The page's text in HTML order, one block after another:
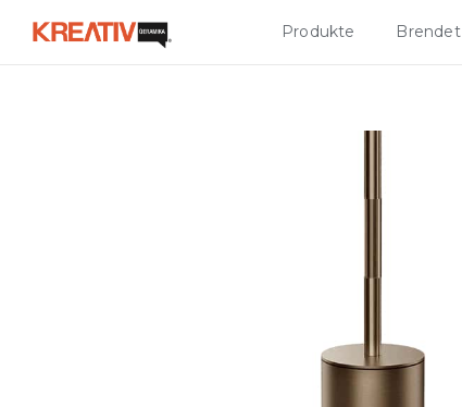
Produkte Brendet